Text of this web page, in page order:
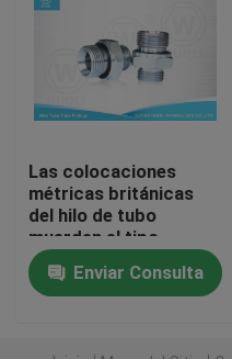
colocaciones
Colocaciones de
Colocaciones de la
Colocaciones de la
Las colocaciones
métricas británicas
del hilo de tubo
muerden el tipo,
colocaciones de tubo
hidráulicas con ED Rin
Enviar Consulta